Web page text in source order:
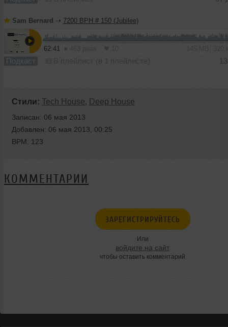
Sam Bernard ➝ 7200 BPH # 150 (Jubilee)
62:41
Подкаст
Стили: Tech House, Deep House
Записан: 06 мая 2013
Добавлен: 06 мая 2013, 00:25
BPM: 123
КОММЕНТАРИИ
ЗАРЕГИСТРИРУЙТЕСЬ
Или
войдите на сайт
чтобы оставить комментарий